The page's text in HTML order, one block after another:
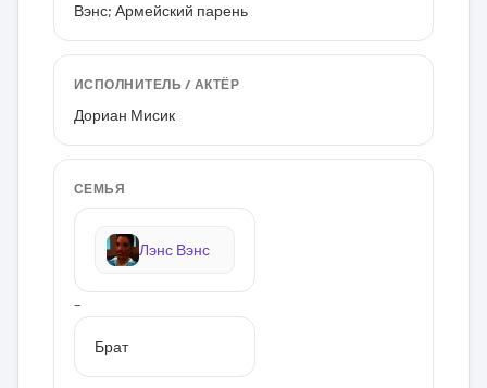
Вэнс; Армейский парень
ИСПОЛНИТЕЛЬ / АКТЁР
Дориан Мисик
СЕМЬЯ
Лэнс Вэнс
–
Брат